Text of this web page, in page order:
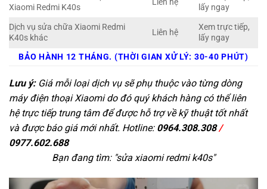
Xiaomi Redmi K40s
lấy ngay
Dịch vụ sửa chữa Xiaomi Redmi
K40s khác
Liên hệ
Xem trực tiếp,
lấy ngay
BẢO HÀNH 12 THÁNG. (THỜI GIAN XỬ LÝ: 30-40 PHÚT)
Lưu ý:Giá mỗi loại dịch vụ sẽ phụ thuộc vào từng dòng
máy điện thoại Xiaomi do đó quý khách hàng có thể liên
hệ trực tiếp trung tâm để được hỗ trợ về kỹ thuật tốt nhất
và được báo giá mới nhất. Hotline: 0964.308.308/
0977.602.688
Bạn đang tìm: "sửa xiaomi redmi k40s"